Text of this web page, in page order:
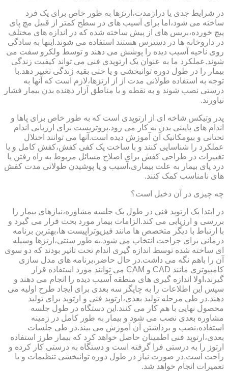
در شرایط جدی یا درازمدت،ارتزها به طور خاص برای یک فرد
ساخته می شود،اما برای آسیب های در سطح کمتر از قبیل مچ پای
پیچ خورده،بریس های از پیش ساخته شده که در اندازه های مختلف
در داروخانه ها در دسترس هستند استفاده می شوند.اینها به سادگی
روی ناحیه آسیب دیده را پوشش می دهند و توسط ولکرو سفت می
شوند.عملکرد ما به عنوان یک ارتوپدی فنی می تواند کیفیت زندگی
بیمار را در طول دوره توانبخشی و یا حتی بقیه زندگی تغییر دهد.با
توجه به استفاده طولانی مدت از از ارتزها،لازم است که آنها به
درستی نصب شوند و به نقطه و یا مناطق آزار دهنده بدن بیمار فشار
نیاورند.
پدر وتیکس شاخه ای از ارتوپدی است که به طور خاص برای پاها و
اندام های پایینی بدن به کار می رود.پروتزیست برای ارزیابی اندام
تحتانی و بیومکانیک آن آموزش دیده است.آنها می توانند اختلال
عملکرد را شناسایی کنند و با ساخت یک کفی کفش،کفش کامل و یا
تغییرات در طراحی کفش برای اصلاح مسائل مربوط به راه رفتن یا
درد پای بیمار به علت بیماری،آسیب و یا پوشیدن طولانی مدت کفش
های نامناسب کمک کنند.
چه چیزی در آن دخیل است؟
در ابتدا یک ارتوپد فنی در طول یک جلسه مشاوره،نیازهای بیمار را
بررسی و ارزیابی می کند.الزامات بیمار مورد بحث قرار می گیرد و
با ارتباط با دیگر متخصص ها مانند فیزیوتراپیست ها،بهترین برنامه
درمانی برای جراحت انتخاب می شود.به طور سنتی،ارتزها وسیله
ای ساخته شده توسط اندازه گیری اندام تحت تاثیر بودند که دو سوی
آن را باهم نگه می داشت.در حال حاضر،برنامه های مدل سازی
کامپیوتری مانند CAD و CAM می توانند مورد استفاده قرار
گیرند،اولا اندازه گیری های منطقه آسیب دیده را انجام می دهند و
سپس این اطلاعات را به چاپگر سه بعدی برای ایجاد طرح اولیه می
دهند.در طی مرحله تولید بعدی،ارتوپد فنی و ارتوپد برای تولید
محصول نهایی با هم کار می کنند.این دستگاه در طول جلسه
مشاوره بعدی نصب می شود و بیمار به طور کامل در زمینه
استفاده،نصب و برداشتن آن آموزش می بیند.در طی جلسات
بعدی،ارتوپد فنی اطمینان حاصل خواهد کرد که بیمار طرز استفاده
ارتوز را به درستی فرا گرفته است و دستگاه به درستی کار کرده و
راحت است.در صورت نیاز در طول دوره توانبخشی تنظیمات و یا
تعمیرات انجام خواهد شد.